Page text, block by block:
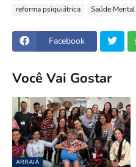
reforma psiquiátrica
Saúde Mental
Facebook
Você Vai Gostar
ARRAIÁ